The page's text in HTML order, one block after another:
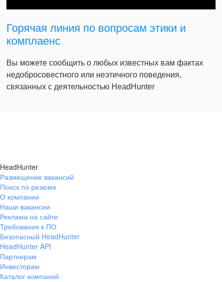
Горячая линия по вопросам этики и
комплаенс
Вы можете сообщить о любых известных вам фактах
недобросовестного или неэтичного поведения,
связанных с деятельностью HeadHunter
HeadHunter
Размещение вакансий
Поиск по резюме
О компании
Наши вакансии
Реклама на сайте
Требования к ПО
Безопасный HeadHunter
HeadHunter API
Партнерам
Инвесторам
Каталог компаний